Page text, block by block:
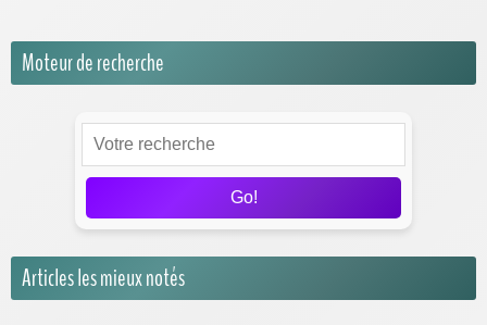
Moteur de recherche
Go!
Articles les mieux notés